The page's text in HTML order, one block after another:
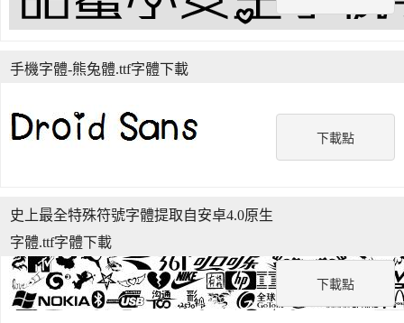
下載點
手機字體-熊兔體.ttf字體下載
下載點
史上最全特殊符號字體提取自安卓4.0原生
字體.ttf字體下載